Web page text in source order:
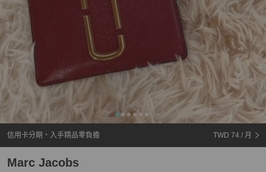
信用卡分期・入手精品零負擔 TWD 74 / 月
Marc Jacobs